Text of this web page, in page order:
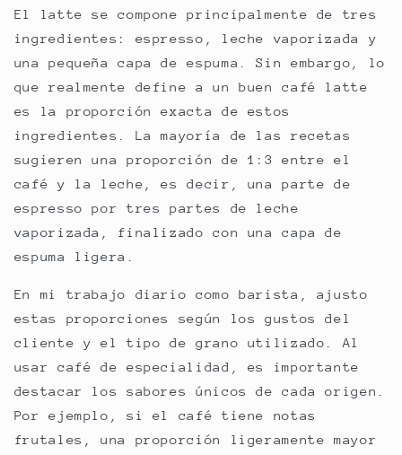
El latte se compone principalmente de tres
ingredientes: espresso, leche vaporizada y
una pequeña capa de espuma. Sin embargo, lo
que realmente define a un buen café latte
es la proporción exacta de estos
ingredientes. La mayoría de las recetas
sugieren una proporción de 1:3 entre el
café y la leche, es decir, una parte de
espresso por tres partes de leche
vaporizada, finalizado con una capa de
espuma ligera.
En mi trabajo diario como barista, ajusto
estas proporciones según los gustos del
cliente y el tipo de grano utilizado. Al
usar café de especialidad, es importante
destacar los sabores únicos de cada origen.
Por ejemplo, si el café tiene notas
frutales, una proporción ligeramente mayor